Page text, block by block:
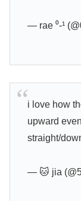
— rae ⁰-¹
i love how
upward
straight/
— 🐱 jia